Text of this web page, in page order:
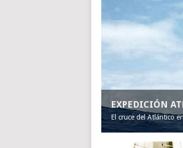
EXPEDICIÓN
El cruce del Atlántico